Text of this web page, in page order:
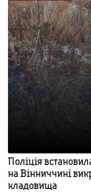
Поліція
на Вінниччині
кладовища